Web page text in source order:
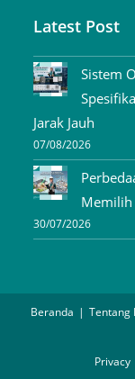
Latest Post
Sistem
Jarak Jauh
07/08/2026
Memilih
30/07/2026
Beranda Tentang